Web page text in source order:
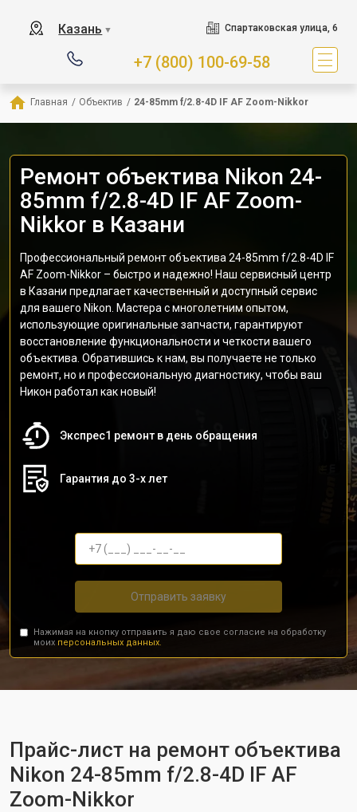
Казань ▼ Спартаковская улица, 6
+7 (800) 100-69-58
Главная / Объектив / 24-85mm f/2.8-4D IF AF Zoom-Nikkor
Ремонт объектива Nikon 24-
85mm f/2.8-4D IF AF Zoom-
Nikkor в Казани
Профессиональный ремонт объектива 24-85mm f/2.8-4D IF
AF Zoom-Nikkor – быстро и надежно! Наш сервисный центр
в Казани предлагает качественный и доступный сервис
для вашего Nikon. Мастера с многолетним опытом,
использующие оригинальные запчасти, гарантируют
восстановление функциональности и четкости вашего
объектива. Обратившись к нам, вы получаете не только
ремонт, но и профессиональную диагностику, чтобы ваш
Никон работал как новый!
Экспрес1 ремонт в день обращения
Гарантия до 3-х лет
Отправить заявку
Нажимая на кнопку отправить я даю свое согласие на обработку
моих персональных данных.
Прайс-лист на ремонт объектива
Nikon 24-85mm f/2.8-4D IF AF
Zoom-Nikkor